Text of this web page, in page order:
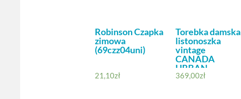
Robinson Czapka
zimowa
(69czz04uni)
21,10zł
Torebka damska
listonoszka
vintage
CANADA
URBAN –
ANEKKE 35673-
369,00zł